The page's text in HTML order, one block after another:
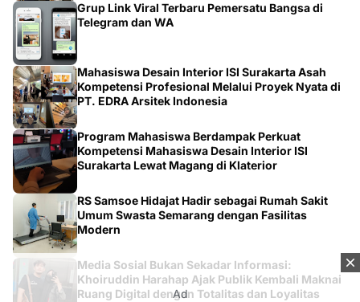
Grup Link Viral Terbaru Pemersatu Bangsa di
Telegram dan WA
Mahasiswa Desain Interior ISI Surakarta Asah
Kompetensi Profesional Melalui Proyek Nyata di
PT. EDRA Arsitek Indonesia
Program Mahasiswa Berdampak Perkuat
Kompetensi Mahasiswa Desain Interior ISI
Surakarta Lewat Magang di Klaterior
RS Samsoe Hidajat Hadir sebagai Rumah Sakit
Umum Swasta Semarang dengan Fasilitas
Modern
Media Sosial Bukan Sekadar Informasi:
Khoiruddin Harahap Ajak Publik Kembali Maknai
Ruang Digital dengan Totalitas dan Loyalitas
Ad